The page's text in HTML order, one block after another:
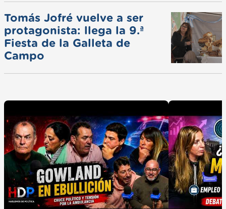
Tomás Jofré vuelve a ser
protagonista: llega la 9.ª
Fiesta de la Galleta de
Campo